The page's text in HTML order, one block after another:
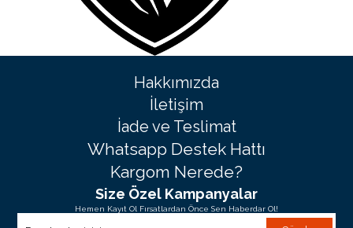
Hakkımızda
İletişim
İade ve Teslimat
Whatsapp Destek Hattı
Kargom Nerede?
Size Özel Kampanyalar
Hemen Kayıt Ol Fırsatlardan Önce Sen Haberdar Ol!